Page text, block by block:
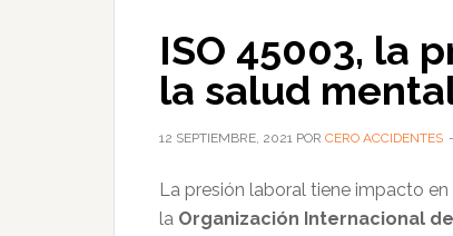
ISO 45003, la
la salud
12 SEPTIEMBRE, 2021 POR CERO ACCIDENTES
La presión laboral tiene impacto en
la Organización Internacional